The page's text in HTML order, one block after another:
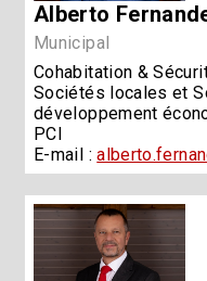
Alberto
Municipal
Cohabitation &
Sociétés locales et
développement
PCI
E-mail :